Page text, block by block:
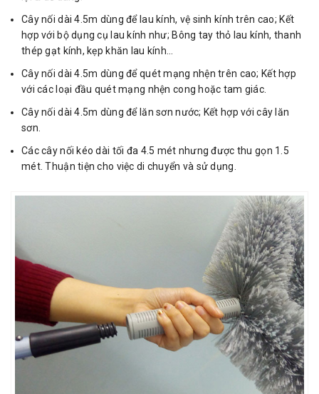
Cây nối dài 4.5m dùng để lau kính, vệ sinh kính trên cao; Kết
hợp với bộ dụng cụ lau kính như; Bông tay thỏ lau kính, thanh
thép gạt kính, kẹp khăn lau kính…
Cây nối dài 4.5m dùng để quét mạng nhện trên cao; Kết hợp
với các loại đầu quét mạng nhện cong hoặc tam giác.
Cây nối dài 4.5m dùng để lăn sơn nước; Kết hợp với cây lăn
sơn.
Các cây nối kéo dài tối đa 4.5 mét nhưng được thu gọn 1.5
mét. Thuận tiện cho việc di chuyển và sử dụng.